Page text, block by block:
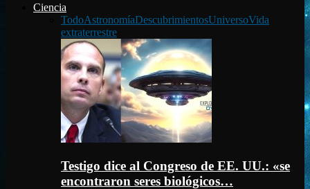
Ciencia
TodoAstronomíaDescubrimientosUniversoVida
extraterrestre
Testigo dice al Congreso de EE. UU.: «se
encontraron seres biológicos…